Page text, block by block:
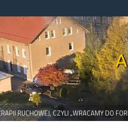
RUCHOWEJ, CZYLI „WRACAMY DO